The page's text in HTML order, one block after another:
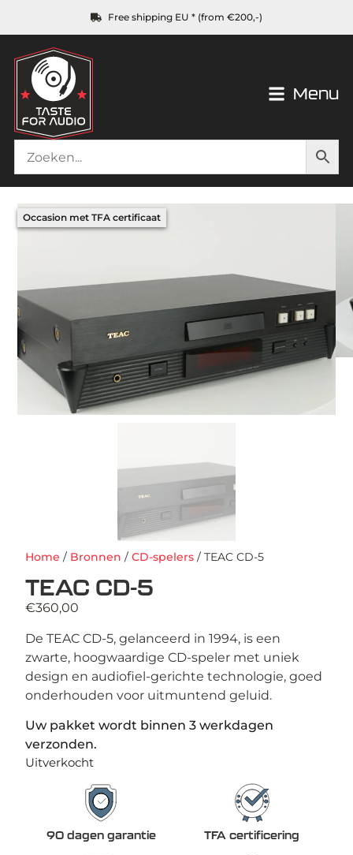
Free shipping EU * (from €200,-)
Menu
Occasion met TFA certificaat
Home / Bronnen /CD-spelers / TEAC CD-5
TEAC CD-5
€360,00
De TEAC CD-5, gelanceerd in 1994, is een
zwarte, hoogwaardige CD-speler met uniek
design en audiofiel-gerichte technologie, goed
onderhouden voor uitmuntend geluid.
Uw pakket wordt binnen 3 werkdagen
verzonden.
Uitverkocht
90 dagen garantie TFA certificering